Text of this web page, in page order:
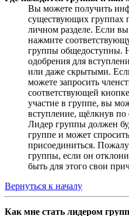
Вы можете получить
существующих группах
личном разделе. Если
нажмите
группы общедоступны.
одобрения для
или даже скрытыми.
можете запросить
соответствующей
участие в группе, вы
вступление, щёлкнув по
Лидер группы должен
группе и может
присоединиться.
группы, если он
быть для этого свои
Вернуться к началу
Как мне стать лидером